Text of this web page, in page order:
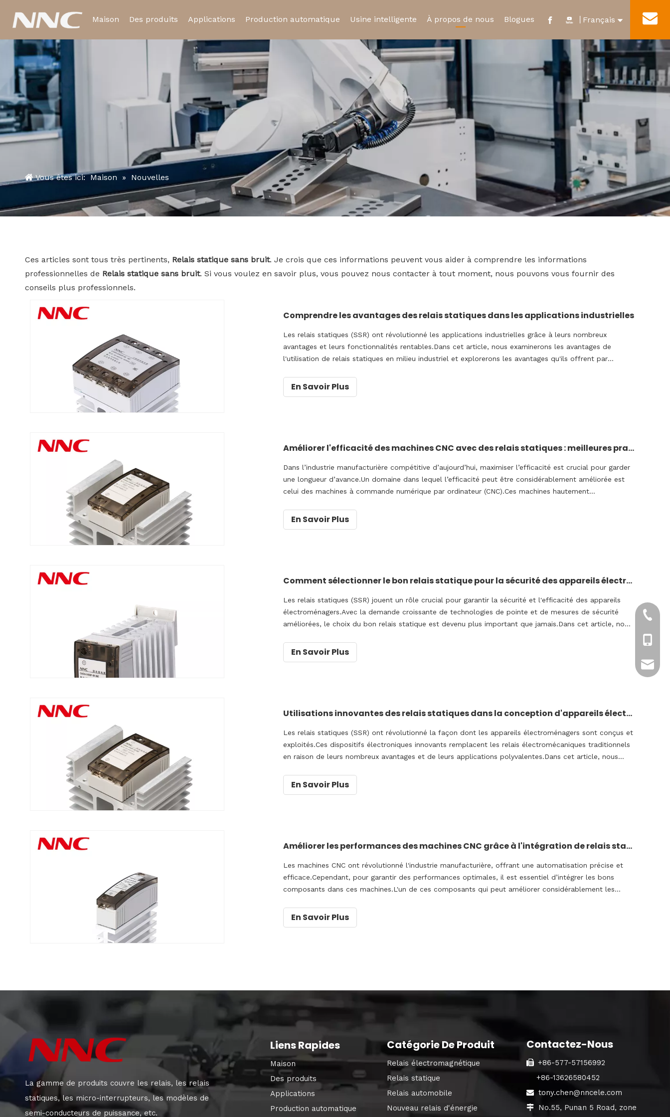
Maison Des produits
Relais électromagnétique Relais statique Relais automobile Nouveau relais d'énergie
Relais temporisé Prise de relais Micro-interrupteur Micro-interrupteur étanche
Applications Production automatique Usine intelligente À propos de nous
Certificat et distinction Visite de l'usine
Blogues Contact 丨Français
English
العربية
Português
Deutsch
Italiano
Vous êtes ici: Maison » Nouvelles
Ces articles sont tous très pertinents, Relais statique sans bruit. Je crois que ces informations peuvent vous aider à comprendre les informations
professionnelles de Relais statique sans bruit. Si vous voulez en savoir plus, vous pouvez nous contacter à tout moment, nous pouvons vous fournir des
conseils plus professionnels.
Comprendre les avantages des relais statiques dans les applications industrielles
Les relais statiques (SSR) ont révolutionné les applications industrielles grâce à leurs nombreux
avantages et leurs fonctionnalités rentables.Dans cet article, nous examinerons les avantages de
l'utilisation de relais statiques en milieu industriel et explorerons les avantages qu'ils offrent par
En Savoir Plus
Améliorer l'efficacité des machines CNC avec des relais statiques : meilleures pratiques
Dans l’industrie manufacturière compétitive d’aujourd’hui, maximiser l’efficacité est crucial pour garder
une longueur d’avance.Un domaine dans lequel l’efficacité peut être considérablement améliorée est
celui des machines à commande numérique par ordinateur (CNC).Ces machines hautement
En Savoir Plus
Comment sélectionner le bon relais statique pour la sécurité des appareils électroménagers ?
Les relais statiques (SSR) jouent un rôle crucial pour garantir la sécurité et l'efficacité des appareils
électroménagers.Avec la demande croissante de technologies de pointe et de mesures de sécurité
améliorées, le choix du bon relais statique est devenu plus important que jamais.Dans cet article, nous
En Savoir Plus
Utilisations innovantes des relais statiques dans la conception d'appareils électroménagers modernes
Les relais statiques (SSR) ont révolutionné la façon dont les appareils électroménagers sont conçus et
exploités.Ces dispositifs électroniques innovants remplacent les relais électromécaniques traditionnels
en raison de leurs nombreux avantages et de leurs applications polyvalentes.Dans cet article, nous
En Savoir Plus
Améliorer les performances des machines CNC grâce à l'intégration de relais statiques
Les machines CNC ont révolutionné l'industrie manufacturière, offrant une automatisation précise et
efficace.Cependant, pour garantir des performances optimales, il est essentiel d’intégrer les bons
composants dans ces machines.L'un de ces composants qui peut améliorer considérablement les
En Savoir Plus
La gamme de produits couvre les relais, les relais
statiques, les micro-interrupteurs, les modèles de
semi-conducteurs de puissance, etc.
Liens Rapides
Maison
Des produits
Applications
Production automatique
Catégorie De Produit
Relais électromagnétique
Relais statique
Relais automobile
Nouveau relais d'énergie
Contactez-Nous
+86-577-57156992
+86-13626580452
 tony.chen@nncele.com
 No.55, Punan 5 Road, zone
+86-